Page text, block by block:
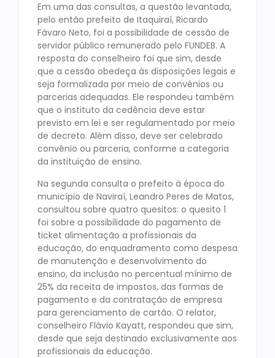
Em uma das consultas, a questão levantada,
pelo então prefeito de Itaquiraí, Ricardo
Fávaro Neto, foi a possibilidade de cessão de
servidor público remunerado pelo FUNDEB. A
resposta do conselheiro foi que sim, desde
que a cessão obedeça às disposições legais e
seja formalizada por meio de convênios ou
parcerias adequadas. Ele respondeu também
que o instituto da cedência deve estar
previsto em lei e ser regulamentado por meio
de decreto. Além disso, deve ser celebrado
convênio ou parceria, conforme a categoria
da instituição de ensino.
Na segunda consulta o prefeito à época do
município de Naviraí, Leandro Peres de Matos,
consultou sobre quatro quesitos: o quesito 1
foi sobre a possibilidade do pagamento de
ticket alimentação a profissionais da
educação, do enquadramento como despesa
de manutenção e desenvolvimento do
ensino, da inclusão no percentual mínimo de
25% da receita de impostos, das formas de
pagamento e da contratação de empresa
para gerenciamento de cartão. O relator,
conselheiro Flávio Kayatt, respondeu que sim,
desde que seja destinado exclusivamente aos
profissionais da educação.